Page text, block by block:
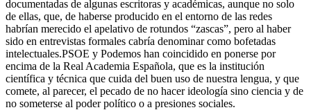
documentadas de algunas escritoras y académicas, aunque no solo
de ellas, que, de haberse producido en el entorno de las redes
habrían merecido el apelativo de rotundos “zascas”, pero al haber
sido en entrevistas formales cabría denominar como bofetadas
intelectuales.PSOE y Podemos han coincidido en ponerse por
encima de la Real Academia Española, que es la institución
científica y técnica que cuida del buen uso de nuestra lengua, y que
comete, al parecer, el pecado de no hacer ideología sino ciencia y de
no someterse al poder político o a presiones sociales.